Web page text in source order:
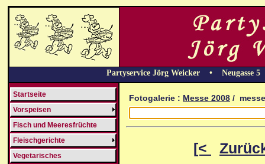
Partyservice Jörg Weicker • Neugasse
Startseite
Vorspeisen
Fisch und Meeresfrüchte
Fleischgerichte
Vegetarisches
Fotogalerie : Messe 2008 /
[<